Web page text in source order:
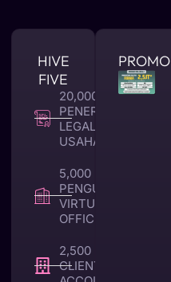
HIVE
FIVE
20,000 +
PENERBITAN
LEGALITAS
USAHA
5,000 +
PENGUNA
VIRTUAL
OFFICE
2,500 +
CLIENT TAX &
PROMO